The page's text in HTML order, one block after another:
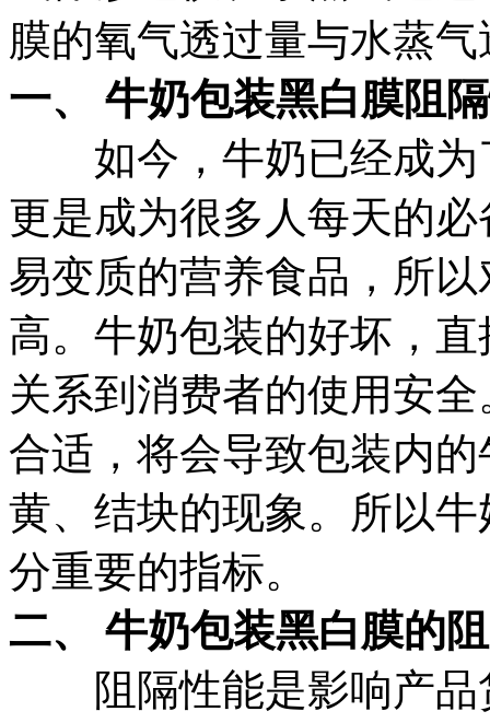
膜的氧气透过量与水蒸
一、 牛奶包装黑白膜阻
如今，牛奶已经成为
更是成为很多人每天的
易变质的营养食品，所
高。牛奶包装的好坏，
关系到消费者的使用安
合适，将会导致包装内
黄、结块的现象。所以
分重要的指标。
二、 牛奶包装黑白膜的
阻隔性能是影响产品